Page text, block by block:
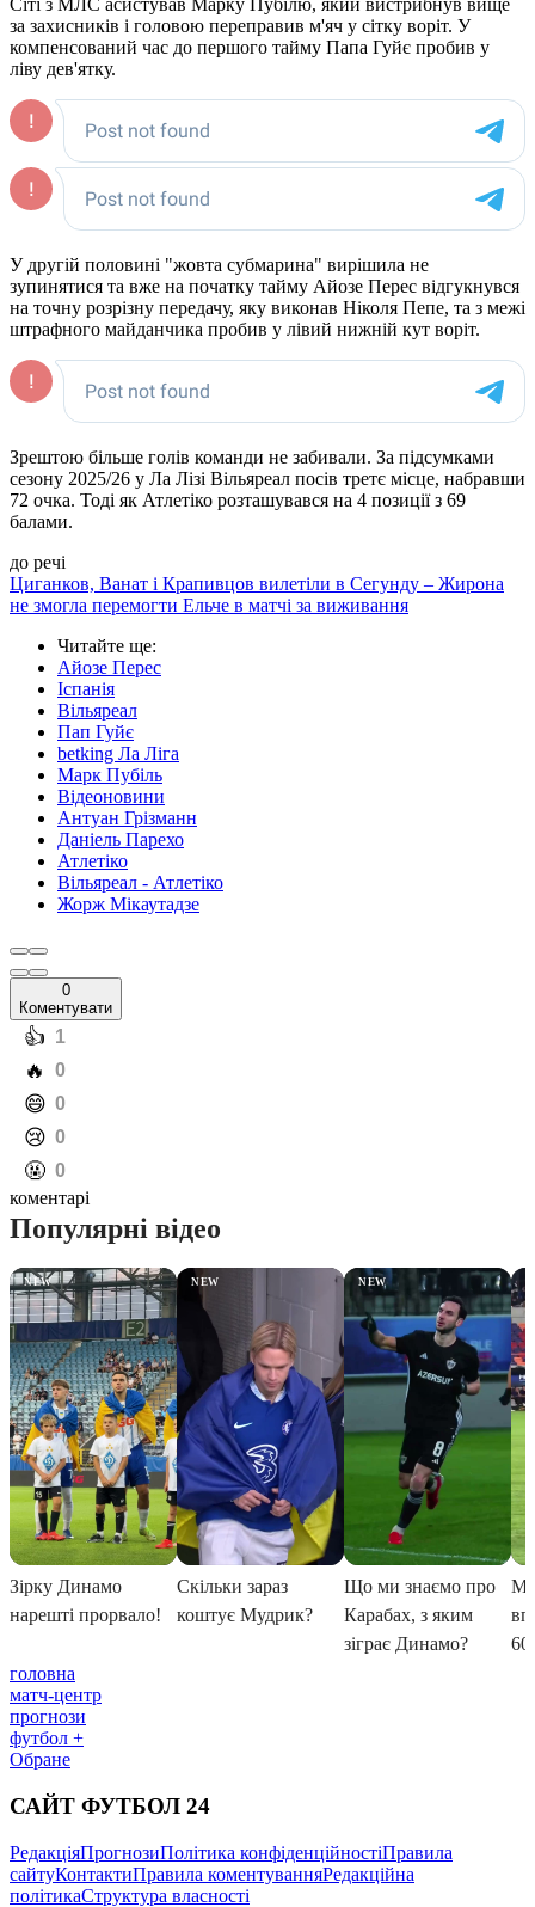
Сіті з МЛС асистував Марку Пубілю, який вистрибнув вище
за захисників і головою переправив м'яч у сітку воріт. У
компенсований час до першого тайму Папа Гуйє пробив у
ліву дев'ятку.
У другій половині "жовта субмарина" вирішила не
зупинятися та вже на початку тайму Айозе Перес відгукнувся
на точну розрізну передачу, яку виконав Ніколя Пепе, та з межі
штрафного майданчика пробив у лівий нижній кут воріт.
Зрештою більше голів команди не забивали. За підсумками
сезону 2025/26 у Ла Лізі Вільяреал посів третє місце, набравши
72 очка. Тоді як Атлетіко розташувався на 4 позиції з 69
балами.
до речі
Циганков, Ванат і Крапивцов вилетіли в Сегунду – Жирона
не змогла перемогти Ельче в матчі за виживання
Читайте ще:
Айозе Перес
Іспанія
Вільяреал
Пап Гуйє
betking Ла Ліга
Марк Пубіль
Відеоновини
Антуан Грізманн
Даніель Парехо
Атлетіко
Вільяреал - Атлетіко
Жорж Мікаутадзе
0
Коментувати
️👍 1
️🔥 0
️😄 0
️😢 0
️🤬 0
коментарі
головна
матч-центр
прогнози
футбол +
Обране
САЙТ ФУТБОЛ 24
РедакціяПрогнозиПолітика конфіденційностіПравила
сайтуКонтактиПравила коментуванняРедакційна
політикаСтруктура власності